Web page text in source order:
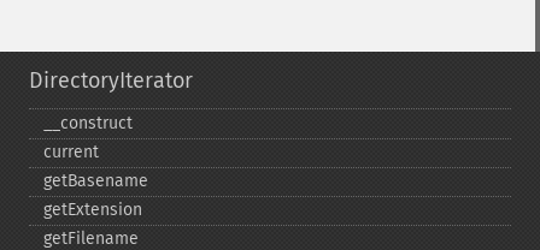
DirectoryIterator
_​_​construct
current
getBasename
getExtension
getFilename